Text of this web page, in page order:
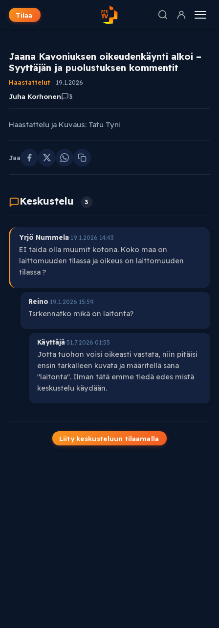
Tilaa
Jaana Kavoniuksen oikeudenkäynti alkoi –
Syyttäjän ja puolustuksen kommentit
Haastattelut 19.1.2026
Juha Korhonen 3
Haastattelu ja Kuvaus: Tatu Tyni
Jaa
Keskustelu 3
Yrjö Nummela·19.1.2026 14:43
EI taida olla muumit kotona. Koko maa on
laittomuuden tilassa ja oikeus on laittomuuden
tilassa ?
Reino·19.1.2026 15:59
Tsrkennatko mikä on laitonta?
Käyttäjä·31.7.2026 01:55
Jotta tuohon voisi oikeasti vastata, niin pitäisi
ensin tarkalleen kuvata ja määritellä sana
"laitonta". Ilman tätä emme tiedä edes mistä
keskustelu käydään.
Liity keskusteluun tilaamalla